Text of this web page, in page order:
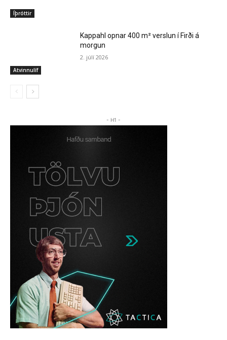
Íþróttir
Atvinnulíf
Kappahl opnar 400 m² verslun í Firði á
morgun
2. júlí 2026
- H1 -